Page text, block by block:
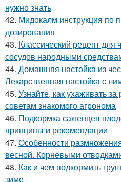
нужно знать
42. Мидокалм инструкция по
дозирования
43. Классический рецепт для
сосудов народными
44. Домашняя настойка из
Лекарственная настойка с
45. Узнайте, как ухаживать
советам знакомого агронома
46. Подкормка саженцев
принципы и рекомендации
47. Особенности
весной. Корневыми
48. Как и чем подкормить
зиме